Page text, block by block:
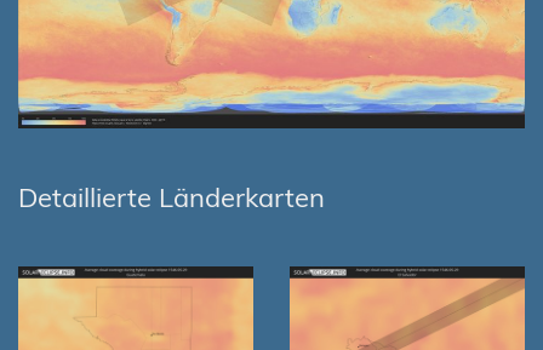
Detaillierte Länderkarten